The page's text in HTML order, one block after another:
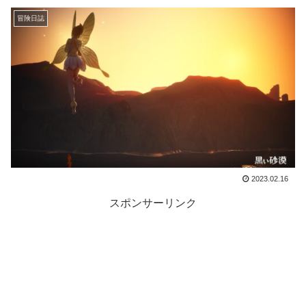
冒険日誌
2023.02.16
スポンサーリンク